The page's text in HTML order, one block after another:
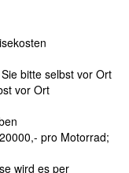
bitte selbst vor Ort
vor Ort
pro Motorrad;
wird es per